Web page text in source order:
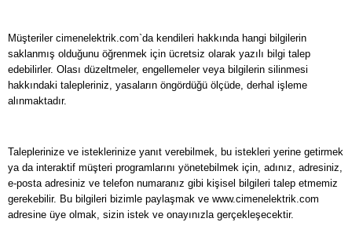
Müşteriler cimenelektrik.com`da kendileri hakkında hangi bilgilerin
saklanmış olduğunu öğrenmek için ücretsiz olarak yazılı bilgi talep
edebilirler. Olası düzeltmeler, engellemeler veya bilgilerin silinmesi
hakkındaki talepleriniz, yasaların öngördüğü ölçüde, derhal işleme
alınmaktadır.
Taleplerinize ve isteklerinize yanıt verebilmek, bu istekleri yerine getirmek
ya da interaktif müşteri programlarını yönetebilmek için, adınız, adresiniz,
e-posta adresiniz ve telefon numaranız gibi kişisel bilgileri talep etmemiz
gerekebilir. Bu bilgileri bizimle paylaşmak ve www.cimenelektrik.com
adresine üye olmak, sizin istek ve onayınızla gerçekleşecektir.